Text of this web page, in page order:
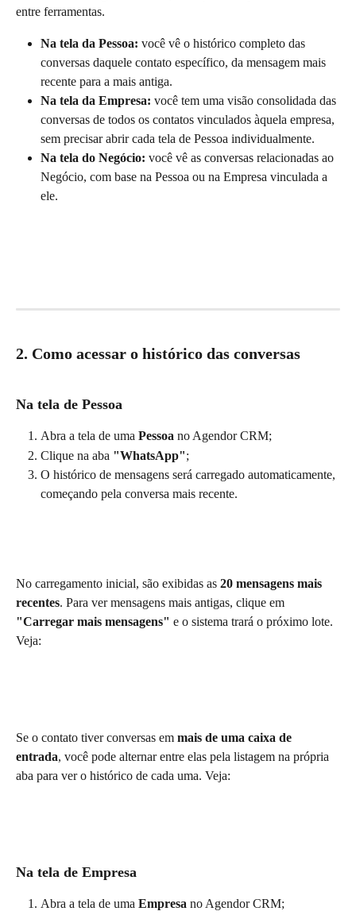
entre ferramentas.
Na tela da Pessoa: você vê o histórico completo das
conversas daquele contato específico, da mensagem mais
recente para a mais antiga.
Na tela da Empresa: você tem uma visão consolidada das
conversas de todos os contatos vinculados àquela empresa,
sem precisar abrir cada tela de Pessoa individualmente.
Na tela do Negócio: você vê as conversas relacionadas ao
Negócio, com base na Pessoa ou na Empresa vinculada a
ele.
2. Como acessar o histórico das conversas
Na tela de Pessoa
Abra a tela de uma Pessoa no Agendor CRM;
Clique na aba "WhatsApp";
O histórico de mensagens será carregado automaticamente,
começando pela conversa mais recente.
No carregamento inicial, são exibidas as 20 mensagens mais
recentes. Para ver mensagens mais antigas, clique em
"Carregar mais mensagens" e o sistema trará o próximo lote.
Veja:
Se o contato tiver conversas em mais de uma caixa de
entrada, você pode alternar entre elas pela listagem na própria
aba para ver o histórico de cada uma. Veja:
Na tela de Empresa
Abra a tela de uma Empresa no Agendor CRM;